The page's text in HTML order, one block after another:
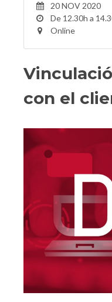
20 NOV 2020
De 12.30h a
Online
con el